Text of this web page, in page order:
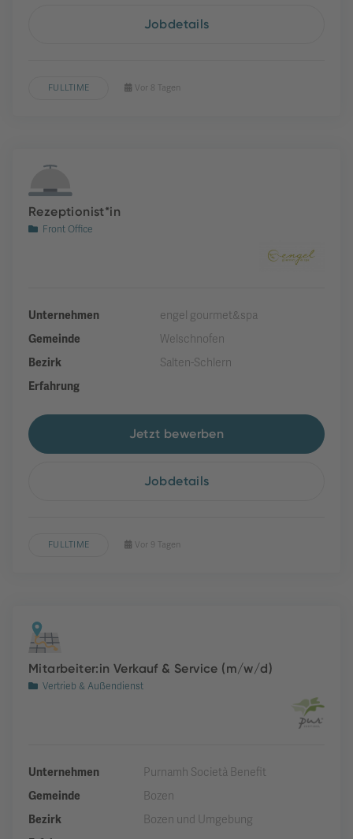
Jobdetails
FULLTIME Vor 8 Tagen
Rezeptionist*in
Front Office
Unternehmen
engel gourmet&spa
Gemeinde
Welschnofen
Bezirk
Salten-Schlern
Erfahrung
Jetzt bewerben
Jobdetails
FULLTIME Vor 9 Tagen
Mitarbeiter:in Verkauf & Service (m/w/d)
Vertrieb & Außendienst
Unternehmen
Purnamh Società Benefit
Gemeinde
Bozen
Bezirk
Bozen und Umgebung